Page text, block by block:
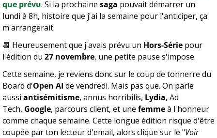
que prévu. Si la prochaine saga pouvait démarrer un
lundi à 8h, histoire que j'ai la semaine pour l'anticiper, ça
m'arrangerait.
📆 Heureusement que j'avais prévu un Hors-Série pour
l'édition du 27 novembre, une petite pause s'impose.
Cette semaine, je reviens donc sur le coup de tonnerre du
Board d'Open AI de vendredi. Mais pas que. On parle
aussi antisémitisme, annus horribilis, Lydia, Ad
Tech, Google, parcours client, et une femme à l'honneur
comme chaque semaine. Cette longue édition risque d'être
coupée par ton lecteur d'email, alors clique sur le "Voir